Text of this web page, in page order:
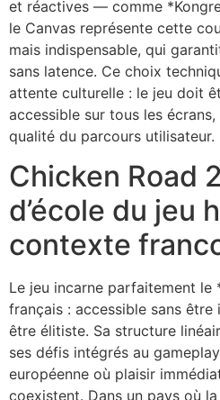
et réactives — comme
le Canvas représente cette
mais indispensable, qui
sans latence. Ce choix
attente culturelle : le jeu doit
accessible sur tous les
qualité du parcours utilisateur.
Chicken Road
d’école du jeu
contexte
Le jeu incarne parfaitement le
français : accessible sans être
être élitiste. Sa structure
ses défis intégrés au
européenne où plaisir
coexistent. Dans un pays où